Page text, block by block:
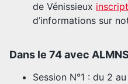
de Vénissieux
d’informations sur
Dans le 74 avec ALMNS
Session N°1 : du 2